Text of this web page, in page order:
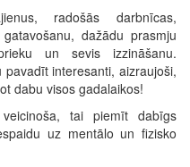
radošās darbnīcas,
dažādu prasmju
un sevis izzināšanu.
interesanti, aizraujoši,
dabu visos gadalaikos!
tai piemīt dabīgs
uz mentālo un fizisko